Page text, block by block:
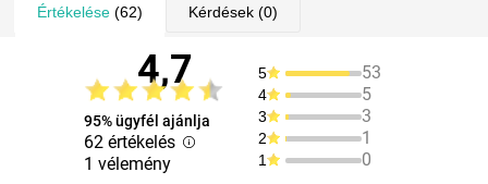
Értékelése(62) Kérdések(0)
4,7
95% ügyfél ajánlja
62 értékelés
1 vélemény
5 53
4 5
3 3
2 1
1 0